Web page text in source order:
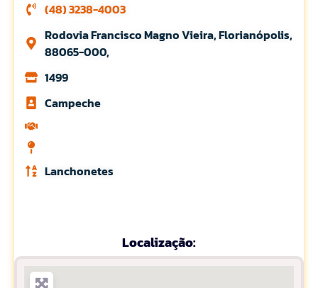
(48) 3238-4003
Rodovia Francisco Magno Vieira, Florianópolis,
88065-000,
1499
Campeche
Lanchonetes
Localização: